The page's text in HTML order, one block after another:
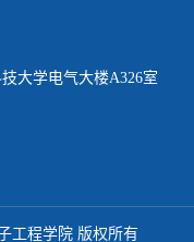
大学电气大楼A326室
工程学院 版权所有